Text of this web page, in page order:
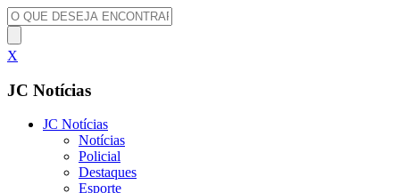
X
JC Notícias
JC Notícias
Notícias
Policial
Destaques
Esporte